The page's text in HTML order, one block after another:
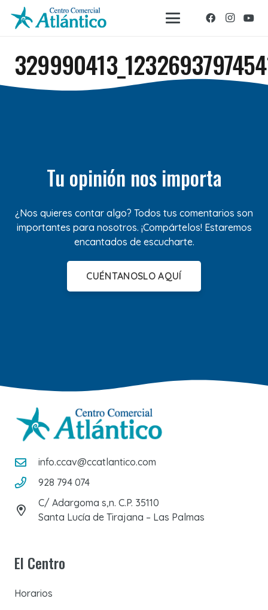
Tu opinión nos importa
¿Nos quieres contar algo? Todos tus comentarios son
importantes para nosotros. ¡Compártelos! Estaremos
encantados de escucharte.
CUÉNTANOSLO AQUÍ
info.ccav@ccatlantico.com
928 794 074
C/ Adargoma s,n. C.P. 35110
Santa Lucía de Tirajana – Las Palmas
El Centro
Horarios